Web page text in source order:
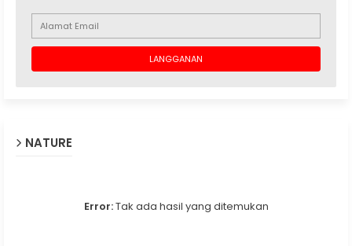
NATURE
Error:Tak ada hasil yang ditemukan